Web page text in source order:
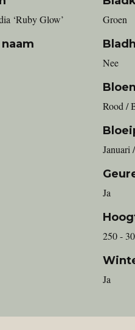
‘Ruby Glow’ Groen
Nee
Rood /
Januari
Ja
250 -
Ja